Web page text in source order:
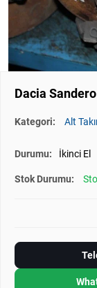
Dacia Sandero
Kategori: Alt
Durumu: İkinci El
Stok Durumu: